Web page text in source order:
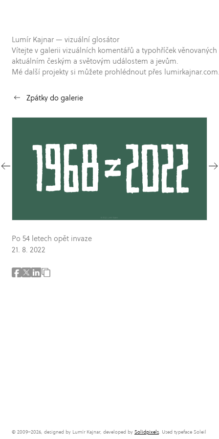
Lumír Kajnar — vizuální glosátor
Vítejte v galerii vizuálních komentářů a typohříček věnovaných
aktuálním českým a světovým událostem a jevům.
Mé další projekty si můžete prohlédnout přes
Zpátky do galerie
Po 54 letech opět invaze
21. 8. 2022
© 2009–2026, designed by Lumír Kajnar, developed by Solidpixels. Used typeface Soleil